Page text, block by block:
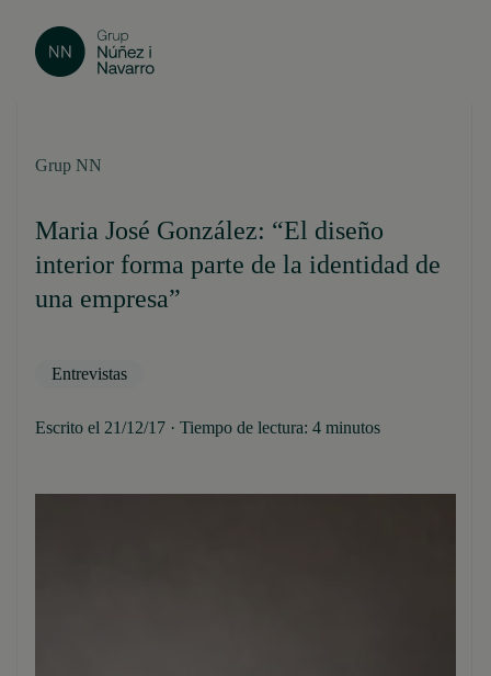
Grup NN
Maria José González: “El diseño
interior forma parte de la identidad de
una empresa”
Entrevistas
Escrito el 21/12/17 · Tiempo de lectura: 4 minutos